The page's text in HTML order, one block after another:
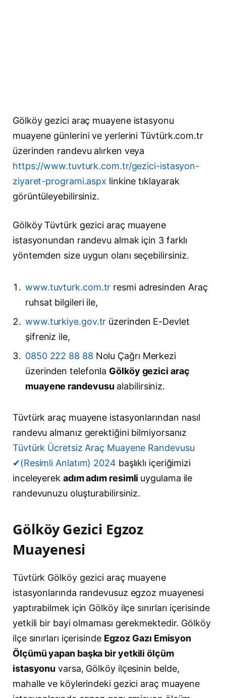
Gölköy gezici araç muayene istasyonu
muayene günlerini ve yerlerini Tüvtürk.com.tr
üzerinden randevu alırken veya
https://www.tuvturk.com.tr/gezici-istasyon-
ziyaret-programi.aspx linkine tıklayarak
görüntüleyebilirsiniz.
Gölköy Tüvtürk gezici araç muayene
istasyonundan randevu almak için 3 farklı
yöntemden size uygun olanı seçebilirsiniz.
www.tuvturk.com.tr resmi adresinden Araç
ruhsat bilgileri ile,
www.turkiye.gov.tr üzerinden E-Devlet
şifreniz ile,
0850 222 88 88 Nolu Çağrı Merkezi
üzerinden telefonla Gölköy gezici araç
muayene randevusu alabilirsiniz.
Tüvtürk araç muayene istasyonlarından nasıl
randevu almanız gerektiğini bilmiyorsanız
Tüvtürk Ücretsiz Araç Muayene Randevusu
✔(Resimli Anlatım) 2024 başlıklı içeriğimizi
inceleyerek adım adım resimli uygulama ile
randevunuzu oluşturabilirsiniz.
Gölköy Gezici Egzoz
Muayenesi
Tüvtürk Gölköy gezici araç muayene
istasyonlarında randevusuz egzoz muayenesi
yaptırabilmek için Gölköy ilçe sınırları içerisinde
yetkili bir bayi olmaması gerekmektedir. Gölköy
ilçe sınırları içerisinde Egzoz Gazı Emisyon
Ölçümü yapan başka bir yetkili ölçüm
istasyonu varsa, Gölköy ilçesinin belde,
mahalle ve köylerindeki gezici araç muayene